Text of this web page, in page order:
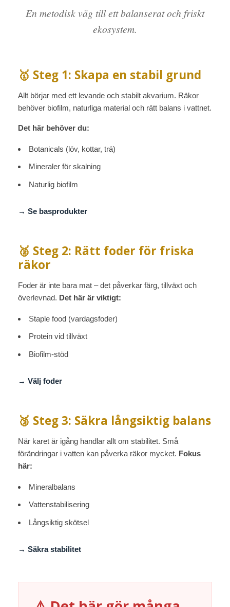
En metodisk väg till ett balanserat och friskt
ekosystem.
🥇 Steg 1: Skapa en stabil grund
Allt börjar med ett levande och stabilt akvarium. Räkor
behöver biofilm, naturliga material och rätt balans i vattnet.
Det här behöver du:
Botanicals (löv, kottar, trä)
Mineraler för skalning
Naturlig biofilm
→ Se basprodukter
🥈 Steg 2: Rätt foder för friska
räkor
Foder är inte bara mat – det påverkar färg, tillväxt och
överlevnad. Det här är viktigt:
Staple food (vardagsfoder)
Protein vid tillväxt
Biofilm-stöd
→ Välj foder
🥉 Steg 3: Säkra långsiktig balans
När karet är igång handlar allt om stabilitet. Små
förändringar i vatten kan påverka räkor mycket. Fokus
här:
Mineralbalans
Vattenstabilisering
Långsiktig skötsel
→ Säkra stabilitet